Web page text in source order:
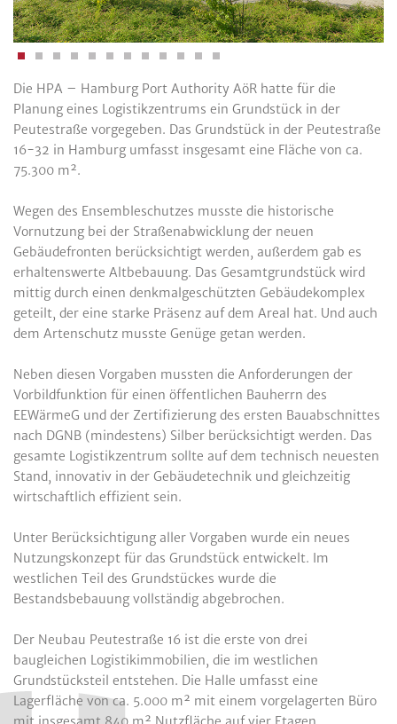
Die HPA – Hamburg Port Authority AöR hatte für die
Planung eines Logistikzentrums ein Grundstück in der
Peutestraße vorgegeben. Das Grundstück in der Peutestraße
16-32 in Hamburg umfasst insgesamt eine Fläche von ca.
75.300 m².
Wegen des Ensembleschutzes musste die historische
Vornutzung bei der Straßenabwicklung der neuen
Gebäudefronten berücksichtigt werden, außerdem gab es
erhaltenswerte Altbebauung. Das Gesamtgrundstück wird
mittig durch einen denkmalgeschützten Gebäudekomplex
geteilt, der eine starke Präsenz auf dem Areal hat. Und auch
dem Artenschutz musste Genüge getan werden.
Neben diesen Vorgaben mussten die Anforderungen der
Vorbildfunktion für einen öffentlichen Bauherrn des
EEWärmeG und der Zertifizierung des ersten Bauabschnittes
nach DGNB (mindestens) Silber berücksichtigt werden. Das
gesamte Logistikzentrum sollte auf dem technisch neuesten
Stand, innovativ in der Gebäudetechnik und gleichzeitig
wirtschaftlich effizient sein.
Unter Berücksichtigung aller Vorgaben wurde ein neues
Nutzungskonzept für das Grundstück entwickelt. Im
westlichen Teil des Grundstückes wurde die
Bestandsbebauung vollständig abgebrochen.
Der Neubau Peutestraße 16 ist die erste von drei
baugleichen Logistikimmobilien, die im westlichen
Grundstücksteil entstehen. Die Halle umfasst eine
Lagerfläche von ca. 5.000 m² mit einem vorgelagerten Büro